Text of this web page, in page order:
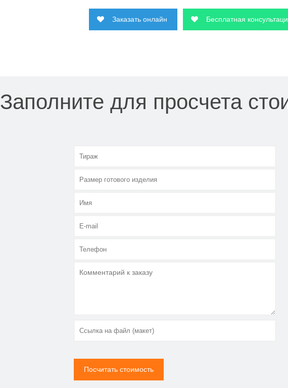
Заказать онлайн Бесплатная
Заполните для просчета